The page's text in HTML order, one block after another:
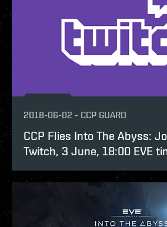
2018-06-02 - CCP GUARD
CCP Flies Into The Abyss:
Twitch, 3 June, 18:00 EVE